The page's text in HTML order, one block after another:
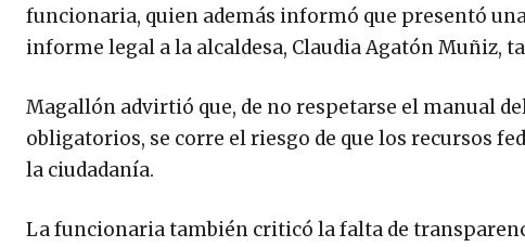
funcionaria, quien además informó que presentó
informe legal a la alcaldesa, Claudia Agatón Muñiz,
Magallón advirtió que, de no respetarse el manual
obligatorios, se corre el riesgo de que los recursos
la ciudadanía.
La funcionaria también criticó la falta de